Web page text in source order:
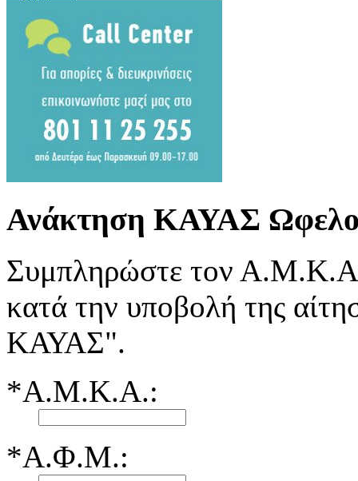
Ανάκτηση ΚΑΥΑΣ
Συμπληρώστε τον
κατά την υποβολή της
ΚΑΥΑΣ".
*Α.Μ.Κ.Α.:
*Α.Φ.Μ.: